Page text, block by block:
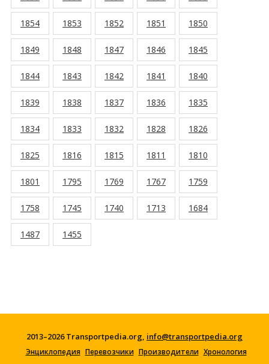
1854 1853 1852 1851 1850
1849 1848 1847 1846 1845
1844 1843 1842 1841 1840
1839 1838 1837 1836 1835
1834 1833 1832 1828 1826
1825 1816 1815 1811 1810
1801 1795 1769 1767 1759
1758 1745 1740 1713 1684
1487 1455
2013–2026 Transportpedia.org, info@transportpedia.org
Энциклопедия Перевозчики Производители Хронология